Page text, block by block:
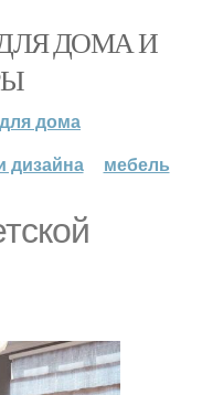
ДОМА И
дома
дизайна мебель